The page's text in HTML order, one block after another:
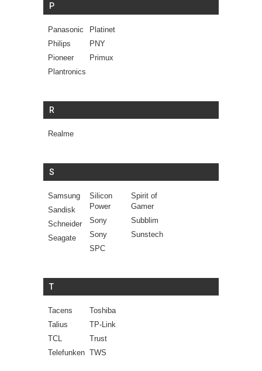
P
Panasonic
Philips
Pioneer
Plantronics
Platinet
PNY
Primux
R
Realme
S
Samsung
Sandisk
Schneider
Seagate
Silicon
Power
Sony
Sony
SPC
Spirit of
Gamer
Subblim
Sunstech
T
Tacens
Talius
TCL
Telefunken
Toshiba
TP-Link
Trust
TWS